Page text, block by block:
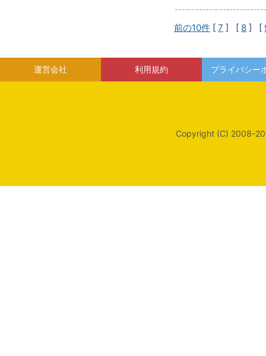
前の10件 [ 7 ] [ 8 ] [
運営会社 利用規約 プライバシー
Copyright (C) 2008-